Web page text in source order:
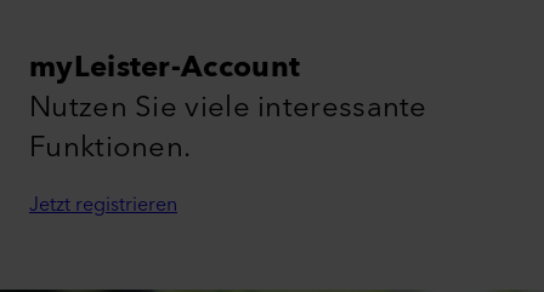
myLeister-Account
Nutzen Sie viele interessante
Funktionen.
Jetzt registrieren